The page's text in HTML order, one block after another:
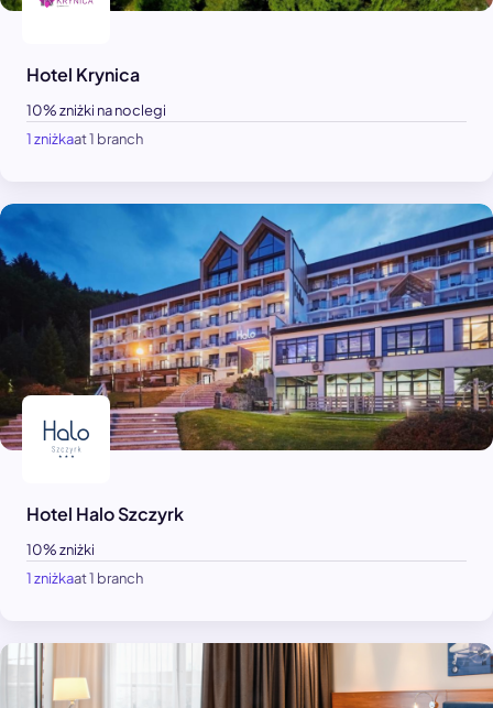
Hotel Krynica
10% zniżki na noclegi
1 zniżkaat 1 branch
Hotel Halo Szczyrk
10% zniżki
1 zniżkaat 1 branch